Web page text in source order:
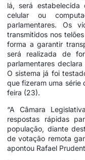
lá, será
celular ou
parlamentares. Os
transmitidos nos
forma a garantir
será realizada de
parlamentares declara
O sistema já foi
que fizeram uma série
feira (23).
“A Câmara
respostas rápidas
população, diante
de votação remota
apontou Rafael